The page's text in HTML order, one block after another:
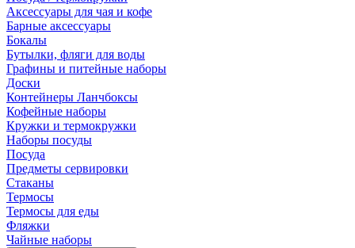
Аксессуары для чая и кофе
Барные аксессуары
Бокалы
Бутылки, фляги для воды
Графины и питейные наборы
Доски
Контейнеры Ланчбоксы
Кофейные наборы
Кружки и термокружки
Наборы посуды
Посуда
Предметы сервировки
Стаканы
Термосы
Термосы для еды
Фляжки
Чайные наборы